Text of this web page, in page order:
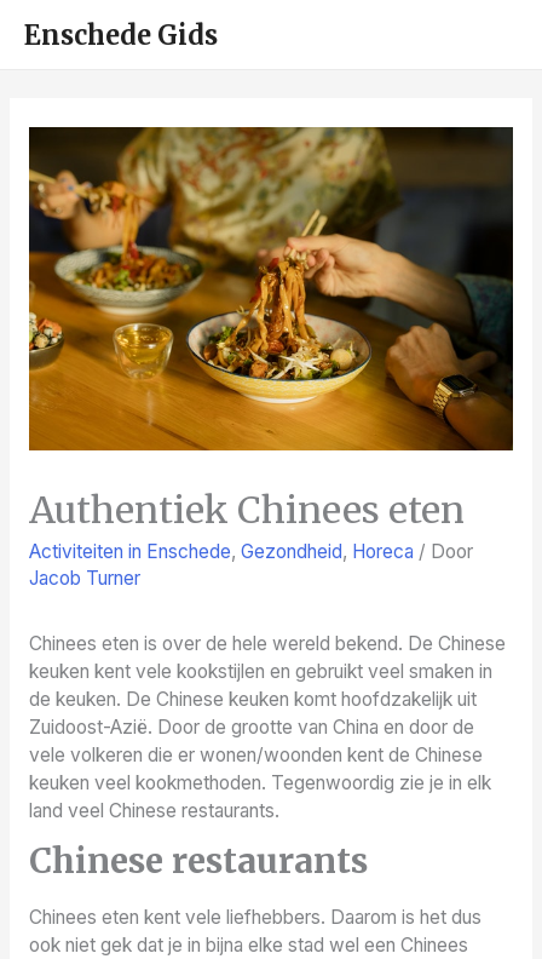
Enschede Gids
Authentiek Chinees eten
Activiteiten in Enschede, Gezondheid, Horeca / Door
Jacob Turner
Chinees eten is over de hele wereld bekend. De Chinese
keuken kent vele kookstijlen en gebruikt veel smaken in
de keuken. De Chinese keuken komt hoofdzakelijk uit
Zuidoost-Azië. Door de grootte van China en door de
vele volkeren die er wonen/woonden kent de Chinese
keuken veel kookmethoden. Tegenwoordig zie je in elk
land veel Chinese restaurants.
Chinese restaurants
Chinees eten kent vele liefhebbers. Daarom is het dus
ook niet gek dat je in bijna elke stad wel een Chinees